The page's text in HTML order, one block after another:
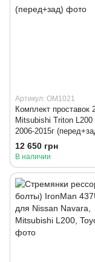
Артикул: OM1021
Комплект проставок
Mitsubishi Triton L200
2006-2015г
12 650 грн
В наличии